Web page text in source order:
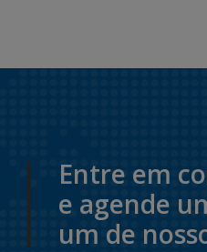
Entre em
e agende
um de